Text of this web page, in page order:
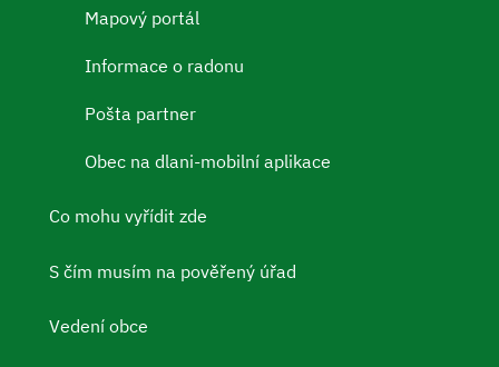
Mapový portál
Informace o radonu
Pošta partner
Obec na dlani-mobilní aplikace
Co mohu vyřídit zde
S čím musím na pověřený úřad
Vedení obce